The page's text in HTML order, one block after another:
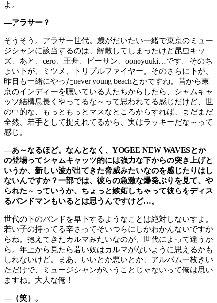
よ。
―アラサー？
そうそう。アラサー世代。歳がだいたい一緒で東京のミュー
ジシャンに該当するのは、解散してしまったけど昆虫キッ
ズ、あと、cero、王舟、ビーサン、oonoyuuki…です。そのち
ょい下が、ミツメ、トリプルファイヤー。そのさらに下が、
昨日も一緒にやったnever young beachとかですね。昔から東
京のインディーを聴いている人たちからしたら、シャムキャ
ッツ結構息長くやってるな～って思われてる感じだけど、世
の中的な、もっともっとマスなところからすれば、まだまだ
全然、若手として捉えれてるから、実はラッキーだな～って
感じ。
―あ～なるほど。なんとなく、YOGEE NEW WAVESとか
の登場ってシャムキャッツ的には強力な下からの突き上げと
いうか、新しい波が出てきた脅威みたいなのを感じたりはし
ないんですか？一部では、彼らの急激な爆発ぶりを見て、や
られた～っていうか、ちょっと嫉妬しちゃって彼らをディス
るバンドマンもいるとは思うんですけど…。
世代の下のバンドを卑下するようなことは絶対しないすよ。
若い子の持ってる辛さってそいつらにしかわかんないですか
らね。抱えてきたカルマみたいなのが、世代によって違うか
ら。年上から見たら若い奴はカルマがないように思えるかも
しれないけど。まあ、いいとか悪いとか、アルバム一枚きい
ただけで、ミュージシャンがいうことじゃないって俺は思い
ますね。大人な俺！
―（笑）。